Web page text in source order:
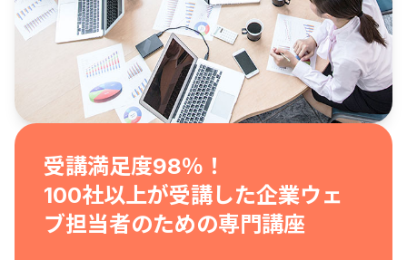
受講満足度98％！
100社以上が受講した企業ウェ
ブ担当者のための専門講座